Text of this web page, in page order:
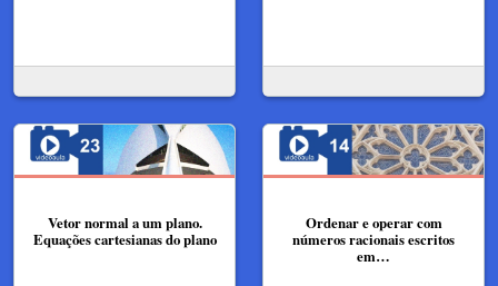
Vetor normal a um plano.
Equações cartesianas do plano
Ordenar e operar com
números racionais escritos
em…